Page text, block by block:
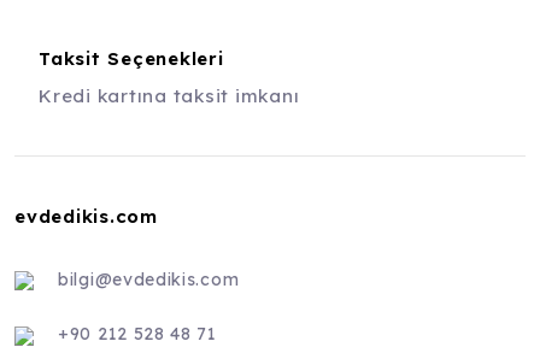
Taksit Seçenekleri
Kredi kartına taksit imkanı
evdedikis.com
bilgi@evdedikis.com
+90 212 528 48 71